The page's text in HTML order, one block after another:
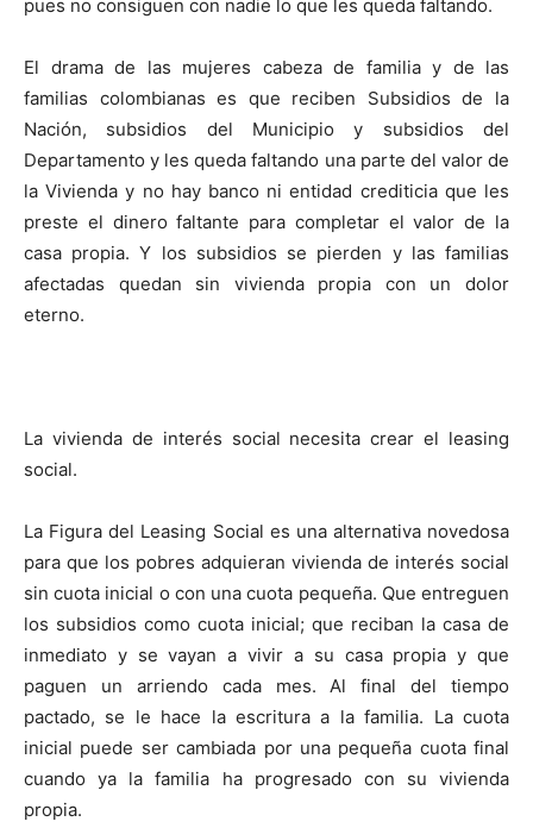
pues no consiguen con nadie lo que les queda faltando.
El drama de las mujeres cabeza de familia y de las
familias colombianas es que reciben Subsidios de la
Nación, subsidios del Municipio y subsidios del
Departamento y les queda faltando una parte del valor de
la Vivienda y no hay banco ni entidad crediticia que les
preste el dinero faltante para completar el valor de la
casa propia. Y los subsidios se pierden y las familias
afectadas quedan sin vivienda propia con un dolor
eterno.
La vivienda de interés social necesita crear el leasing
social.
La Figura del Leasing Social es una alternativa novedosa
para que los pobres adquieran vivienda de interés social
sin cuota inicial o con una cuota pequeña. Que entreguen
los subsidios como cuota inicial; que reciban la casa de
inmediato y se vayan a vivir a su casa propia y que
paguen un arriendo cada mes. Al final del tiempo
pactado, se le hace la escritura a la familia. La cuota
inicial puede ser cambiada por una pequeña cuota final
cuando ya la familia ha progresado con su vivienda
propia.